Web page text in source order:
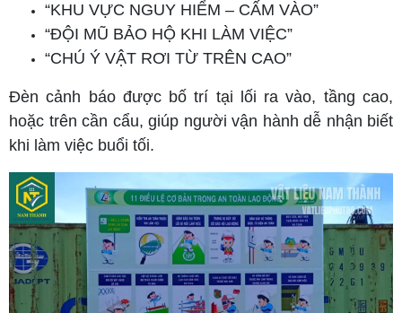
“KHU VỰC NGUY HIỂM – CẤM VÀO”
“ĐỘI MŨ BẢO HỘ KHI LÀM VIỆC”
“CHÚ Ý VẬT RƠI TỪ TRÊN CAO”
Đèn cảnh báo được bố trí tại lối ra vào, tầng cao,
hoặc trên cần cẩu, giúp người vận hành dễ nhận biết
khi làm việc buổi tối.